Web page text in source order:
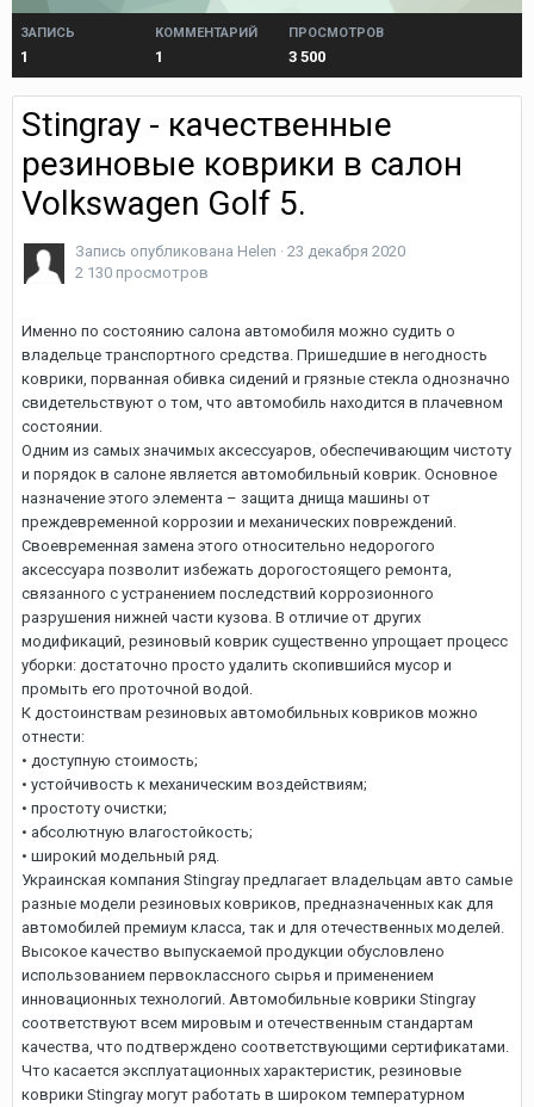
ЗАПИСЬ
1
КОММЕНТАРИЙ
1
ПРОСМОТРОВ
3 500
Stingray - качественные
резиновые коврики в салон
Volkswagen Golf 5.
Запись опубликована Helen · 23 декабря 2020
2 130 просмотров
Именно по состоянию салона автомобиля можно судить о
владельце транспортного средства. Пришедшие в негодность
коврики, порванная обивка сидений и грязные стекла однозначно
свидетельствуют о том, что автомобиль находится в плачевном
состоянии.
Одним из самых значимых аксессуаров, обеспечивающим чистоту
и порядок в салоне является автомобильный коврик. Основное
назначение этого элемента – защита днища машины от
преждевременной коррозии и механических повреждений.
Своевременная замена этого относительно недорогого
аксессуара позволит избежать дорогостоящего ремонта,
связанного с устранением последствий коррозионного
разрушения нижней части кузова. В отличие от других
модификаций, резиновый коврик существенно упрощает процесс
уборки: достаточно просто удалить скопившийся мусор и
промыть его проточной водой.
К достоинствам резиновых автомобильных ковриков можно
отнести:
• доступную стоимость;
• устойчивость к механическим воздействиям;
• простоту очистки;
• абсолютную влагостойкость;
• широкий модельный ряд.
Украинская компания Stingray предлагает владельцам авто самые
разные модели резиновых ковриков, предназначенных как для
автомобилей премиум класса, так и для отечественных моделей.
Высокое качество выпускаемой продукции обусловлено
использованием первоклассного сырья и применением
инновационных технологий. Автомобильные коврики Stingray
соответствуют всем мировым и отечественным стандартам
качества, что подтверждено соответствующими сертификатами.
Что касается эксплуатационных характеристик, резиновые
коврики Stingray могут работать в широком температурном